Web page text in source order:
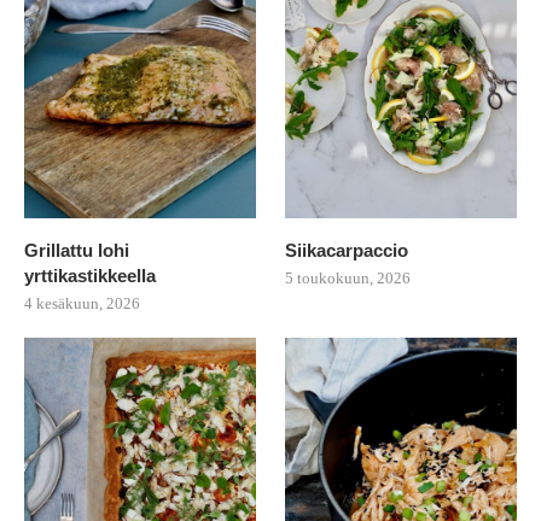
Grillattu lohi
yrttikastikkeella
4 kesäkuun, 2026
Siikacarpaccio
5 toukokuun, 2026